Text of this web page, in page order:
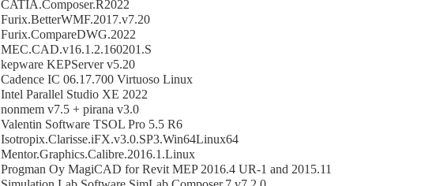
CATIA.Composer.R2022
Furix.BetterWMF.2017.v7.20
Furix.CompareDWG.2022
MEC.CAD.v16.1.2.160201.S
kepware KEPServer v5.20
Cadence IC 06.17.700 Virtuoso Linux
Intel Parallel Studio XE 2022
nonmem v7.5 + pirana v3.0
Valentin Software TSOL Pro 5.5 R6
Isotropix.Clarisse.iFX.v3.0.SP3.Win64Linux64
Mentor.Graphics.Calibre.2016.1.Linux
Progman Oy MagiCAD for Revit MEP 2016.4 UR-1 and 2015.11